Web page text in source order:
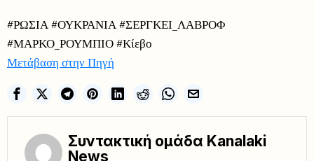
#ΡΩΣΙΑ #ΟΥΚΡΑΝΙΑ #ΣΕΡΓΚΕΙ_ΛΑΒΡΟΦ
#ΜΑΡΚΟ_ΡΟΥΜΠΙΟ #Κίεβο
Μετάβαση στην Πηγή
Συντακτική ομάδα Kanalaki
News